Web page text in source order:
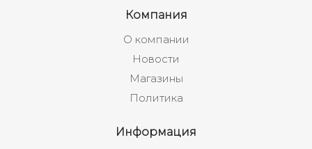
Компания
О компании
Новости
Магазины
Политика
Информация